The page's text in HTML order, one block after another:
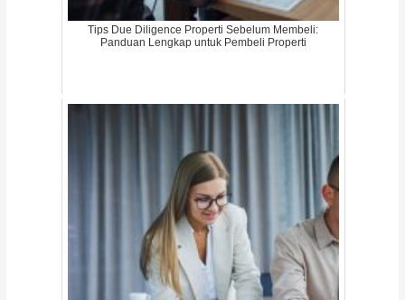
Tips Due Diligence Properti Sebelum Membeli:
Panduan Lengkap untuk Pembeli Properti